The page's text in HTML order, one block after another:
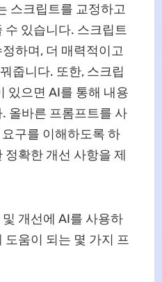
스크립트를 교정하고
수 있습니다. 스크립트
하며, 더 매력적이고
줍니다. 또한, 스크립
있으면 AI를 통해 내용
올바른 프롬프트를 사
구를 이해하도록 하
정확한 개선 사항을 제
개선에 AI를 사용하
도움이 되는 몇 가지 프